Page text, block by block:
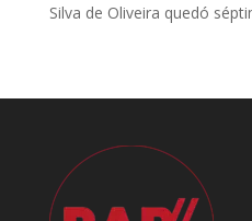
Silva de Oliveira quedó